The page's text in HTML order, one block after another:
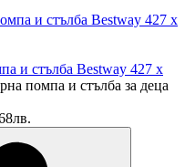
и стълба Bestway 427 х
помпа и стълба за деца